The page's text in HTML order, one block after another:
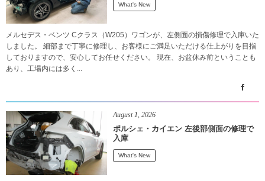
What's New
メルセデス・ベンツ Cクラス（W205）ワゴンが、左側面の損傷修理で入庫いた
しました。 細部まで丁寧に修理し、お客様にご満足いただける仕上がりを目指
しておりますので、安心してお任せください。 現在、お盆休み前ということも
あり、工場内には多く...
August 1,2026
ポルシェ・カイエン 左後部側面の修理で
入庫
What's New